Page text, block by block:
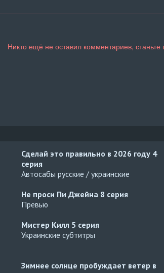
Сделай это правильно в 2026 году 4
серия
Автосабы русские / украинские
Не проси Пи Джейна 8 серия
Превью
Мистер Килл 5 серия
Украинские субтитры
Зимнее солнце пробуждает ветер в